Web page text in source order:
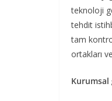
teknoloji
tehdit
tam
ortakları